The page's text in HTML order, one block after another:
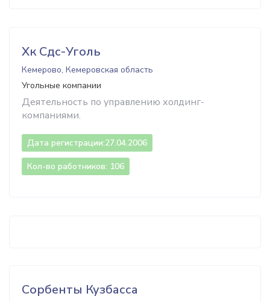
Хк Сдс-Уголь
Кемерово, Кемеровская область
Угольные компании
Деятельность по управлению холдинг-
компаниями.
Дата регистрации:27.04.2006
Кол-во работников: 106
Сорбенты Кузбасса